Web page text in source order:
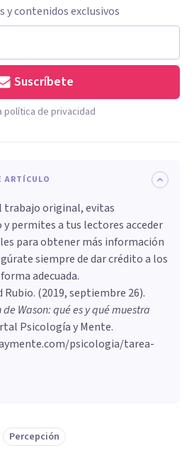
y contenidos exclusivos
Suscríbete
política de privacidad
ARTÍCULO
trabajo original, evitas
permites a tus lectores acceder
para obtener más información
siempre de dar crédito a los
adecuada.
Rubio. (2019, septiembre 26).
Wason: qué es y qué muestra
Psicología y Mente.
psicologia/tarea-
Percepción